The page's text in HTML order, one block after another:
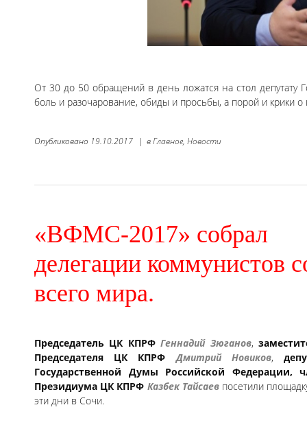
От 30 до 50 обращений в день ложатся на стол депутату
боль и разочарование, обиды и просьбы, а порой и крики
Опубликовано 19.10.2017 | вГлавное, Новости
«ВФМС-2017» собрал
делегации коммунистов
всего мира.
Председатель ЦК КПРФГеннадий Зюганов,
Председателя ЦК КПРФДмитрий Новиков,
Государственной Думы Российской Федерации,
Президиума ЦК КПРФ Казбек Тайсаевпосетили
эти дни в Сочи.